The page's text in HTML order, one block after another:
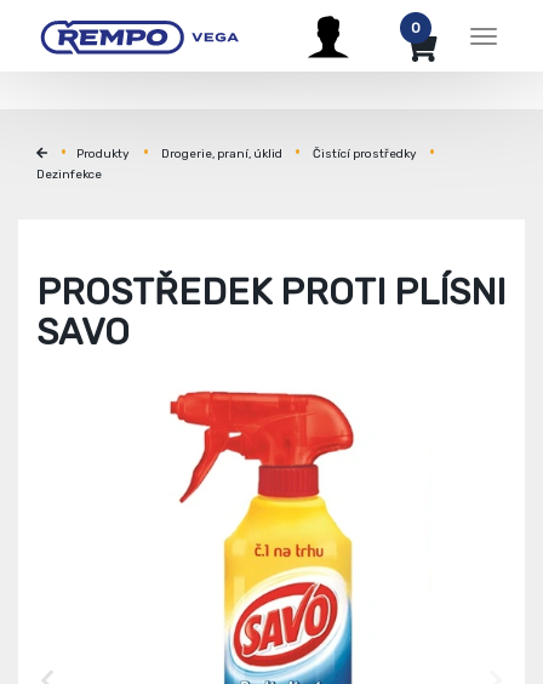
Menu
0
Produkty Drogerie, praní, úklid
Čistící prostředky
Dezinfekce
PROSTŘEDEK PROTI PLÍSNI
SAVO